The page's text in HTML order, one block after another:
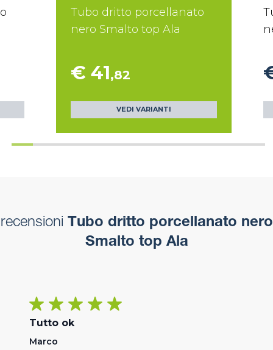
Tubo dritto porcellanato
nero Smalto top Ala
€ 41,82
VEDI VARIANTI
recensioni Tubo dritto porcellanato nero
Smalto top Ala
Tutto ok
Marco